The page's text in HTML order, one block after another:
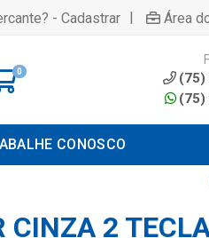
- Cadastrar | Área
0
(75)
(75)
CONOSCO
CINZA 2